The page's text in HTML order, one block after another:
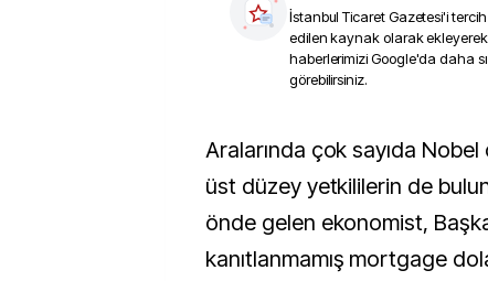
İstanbul Ticaret Gazetesi'i tercih
edilen kaynak olarak ekleyerek
haberlerimizi Google'da daha
görebilirsiniz.
Aralarında çok sayıda Nobel ödülü sahibi ve eski
üst düzey yetkililerin de
önde gelen ekonomist,
kanıtlanmamış mortgage